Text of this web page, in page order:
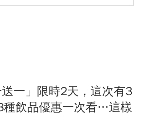
一」限時2天，這次有3
種飲品優惠一次看…這樣